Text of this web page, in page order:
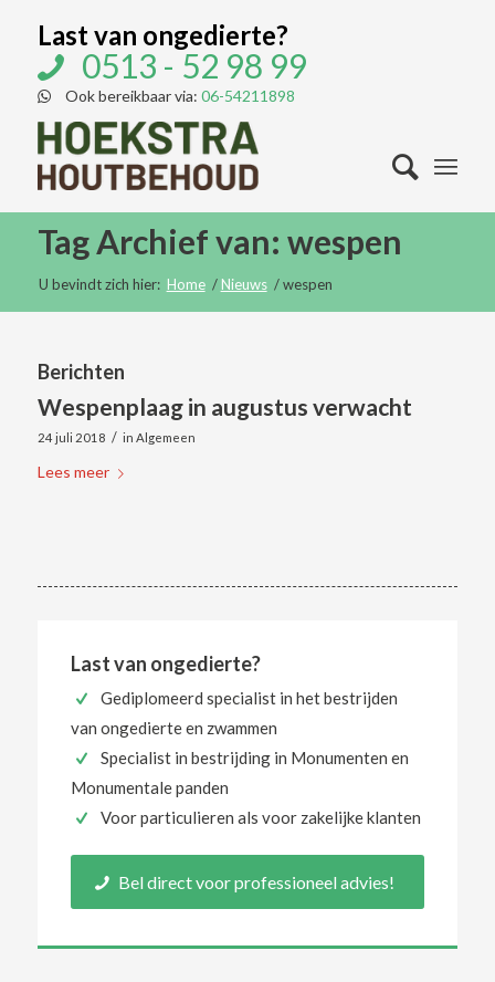
Last van ongedierte?
0513 - 52 98 99
Ook bereikbaar via: 06-54211898
Tag Archief van: wespen
U bevindt zich hier: Home / Nieuws / wespen
Berichten
Wespenplaag in augustus verwacht
24 juli 2018 / in Algemeen
Lees meer
Last van ongedierte?
Gediplomeerd specialist in het bestrijden
van ongedierte en zwammen
Specialist in bestrijding in Monumenten en
Monumentale panden
Voor particulieren als voor zakelijke klanten
Bel direct voor professioneel advies!